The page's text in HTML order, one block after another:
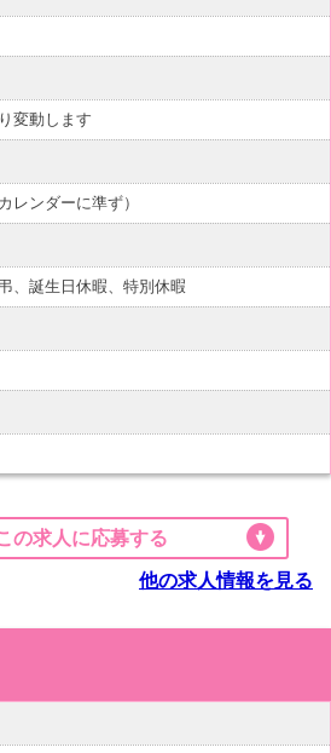
変動します
レンダーに準ず）
、誕生日休暇、特別休暇
の求人に応募する
他の求人情報を見る